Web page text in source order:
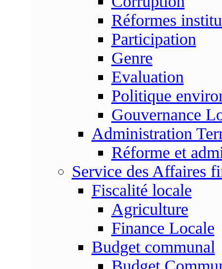
Réformes
Participation
Genre
Evaluation
Politique
Gouvernance
Administration
Réforme et
Service des Affaires
Fiscalité locale
Agriculture
Finance Locale
Budget communal